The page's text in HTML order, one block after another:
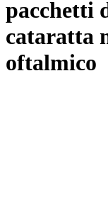
pacchetti
cataratta
oftalmico